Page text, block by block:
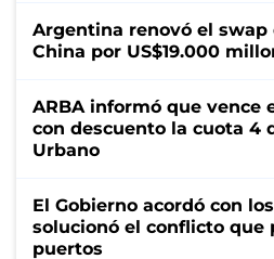
Argentina renovó el swap
China por US$19.000
ARBA informó que vence
con descuento la cuota 4
Urbano
El Gobierno acordó con
solucionó el conflicto que
puertos